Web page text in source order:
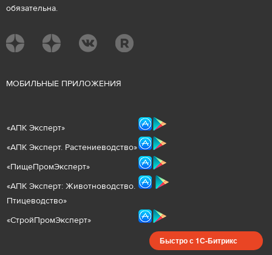
обязательна.
МОБИЛЬНЫЕ ПРИЛОЖЕНИЯ
«АПК Эксперт»
«АПК Эксперт. Растениеводство»
«ПищеПромЭксперт»
«АПК Эксперт: Животноводство.
Птицеводство»
«СтройПромЭксперт»
Быстро с 1С-Битрикс